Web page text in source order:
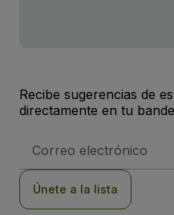
Recibe sugerencias de
directamente en tu
de
Únete a la lista